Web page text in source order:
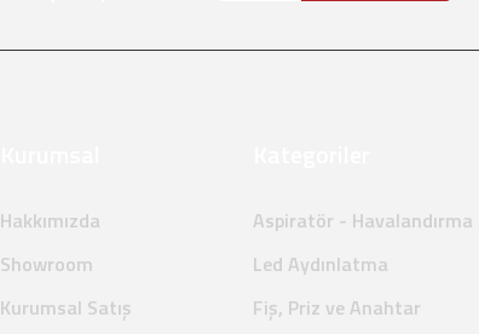
Hakkımızda
Showroom
Kurumsal Satış
Aspiratör - Havalandırma
Led Aydınlatma
Fiş, Priz ve Anahtar